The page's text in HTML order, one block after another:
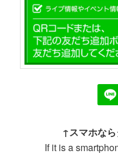
↑スマホな
If it is a